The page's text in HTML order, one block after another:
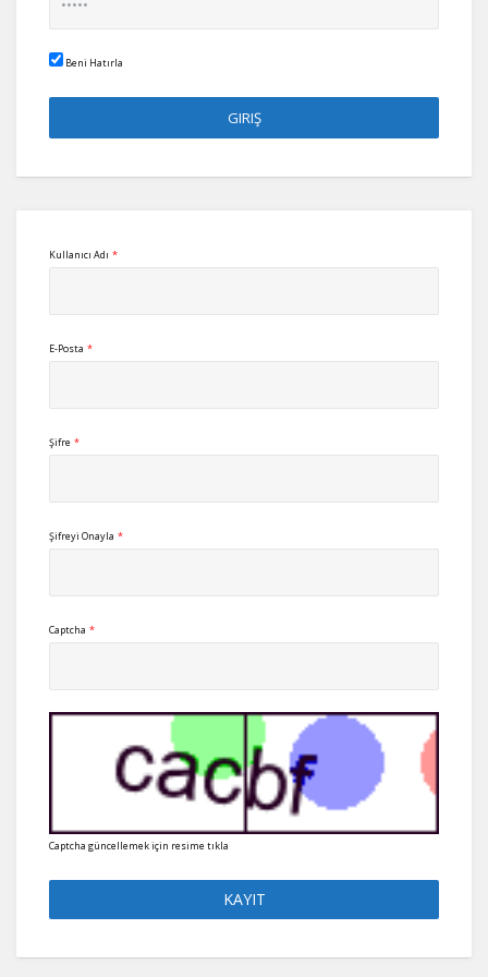
Beni Hatırla
Kullanıcı Adı *
E-Posta *
Şifre *
Şifreyi Onayla *
Captcha *
Captcha güncellemek için resime tıkla